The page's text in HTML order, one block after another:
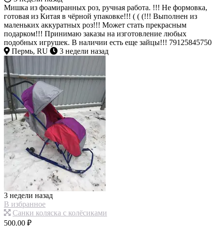
Мишка из фоамиранных роз, ручная работа. !!! Не формовка,
готовая из Китая в чёрной упаковке!!! ( ( (!!! Выполнен из
маленьких аккуратных роз!!! Может стать прекрасным
подарком!!! Принимаю заказы на изготовление любых
подобных игрушек. В наличии есть еще зайцы!!! 79125845750
Пермь, RU
3 недели назад
3 недели назад
В избранное
Санки коляска с колёсиками
500.00 ₽